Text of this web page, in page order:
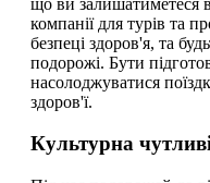
компанії для турів та
безпеці здоров'я, та
подорожі. Бути
насолоджуватися
здоров'ї.
Культурна